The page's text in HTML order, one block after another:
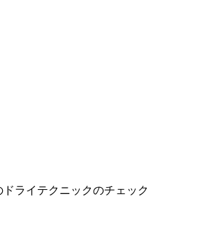
ライテクニックのチェック